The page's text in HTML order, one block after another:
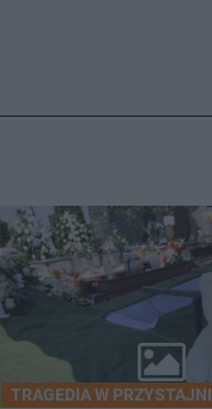
TRAGEDIA W PRZYSTAJNI